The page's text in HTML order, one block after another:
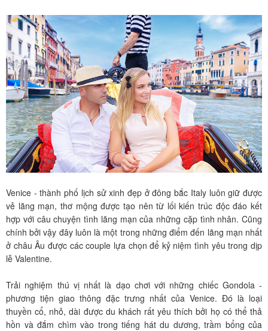
Venice - thành phố lịch sử xinh đẹp ở đông bắc Italy luôn giữ được
vẻ lãng mạn, thơ mộng được tạo nên từ lối kiến trúc độc đáo kết
hợp với câu chuyện tình lãng mạn của những cặp tình nhân. Cũng
chính bởi vậy đây luôn là một trong những điểm đến lãng mạn nhất
ở châu Âu được các couple lựa chọn để kỷ niệm tình yêu trong dịp
lễ Valentine.
Trải nghiệm thú vị nhất là dạo chơi với những chiếc Gondola -
phương tiện giao thông đặc trưng nhất của Venice. Đó là loại
thuyền cổ, nhỏ, dài được du khách rất yêu thích bởi họ có thể thả
hồn và đắm chìm vào trong tiếng hát du dương, trầm bổng của